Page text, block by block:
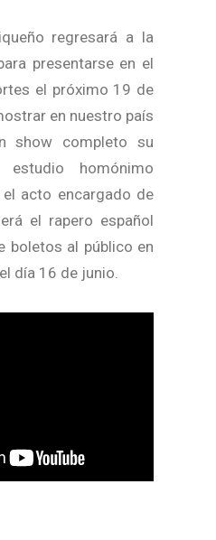
regresará a la
presentarse en el
el próximo 19 de
en nuestro país
show completo su
homónimo
acto encargado de
el rapero español
boletos al público en
día 16 de junio.